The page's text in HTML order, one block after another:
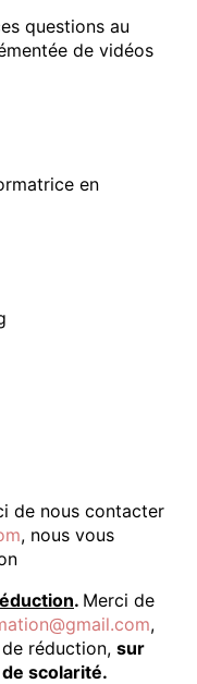
questions au
de vidéos
en
de nous contacter
, nous vous
. Merci de
,
réduction, sur
scolarité.